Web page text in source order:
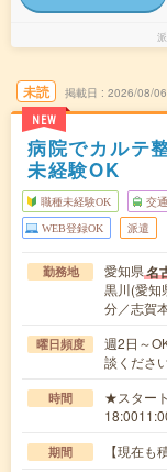
未読
NEW
掲載日 2026/08/06
病院でカルテ
未経験OK
職種未経験OK 交
WEB登録OK 派遣
勤務地 愛知県名
黒川(愛知
分／志賀
曜日頻度
週2日～
談くださ
時間
★スター
期間 【現在も